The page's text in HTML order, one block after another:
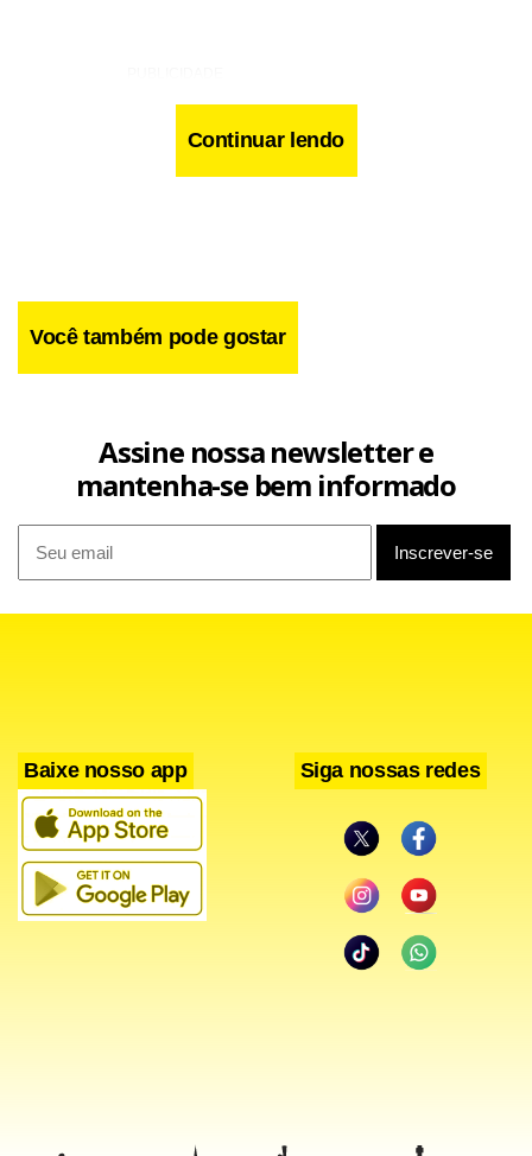
dúvidas sobre se ele estaria apto para a estreia da seleção
no Mundial. O jogador, por exemplo, nem sequer viajou
No começo da semana passada, Carlo Ancelotti chegou a
afirmar que não tem pressa com a recuperação do jogador.
Naquele momento, segundo treinador, a recuperação do
atleta vinha “progredindo bem”.
isso aconteça nesta segunda.
Continuar lendo
Você também pode gostar
Assine nossa newsletter e
mantenha-se bem informado
Baixe nosso app Siga nossas redes